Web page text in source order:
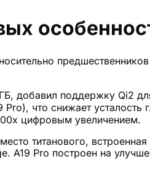
добавил поддержку Qi2
что снижает
цифровым увеличением.
титанового,
A19 Pro построен на